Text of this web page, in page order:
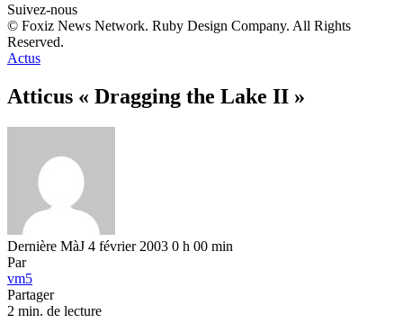
Suivez-nous
© Foxiz News Network. Ruby Design Company. All Rights
Reserved.
Actus
Atticus « Dragging the Lake II »
Dernière MàJ 4 février 2003 0 h 00 min
Par
vm5
Partager
2 min. de lecture